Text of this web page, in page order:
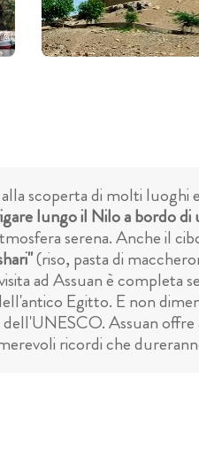
scoperta di molti
lungo il Nilo a bordo di
serena. Anche il
(riso, pasta di
ad Assuan è completa
Egitto. E non
Assuan
ricordi che